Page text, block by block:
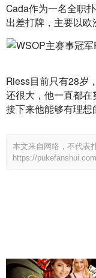
Cada作为一名全职
出差打牌，主要以欧
Riess目前只有28岁
还很大，他一直都
接下来他能够有理想
本文来自网络，不代表
https://